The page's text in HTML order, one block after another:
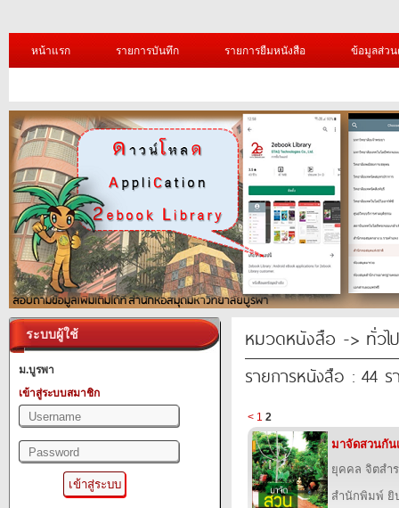
หน้าแรก รายการบันทึก รายการยืมหนังสือ ข้อมูลส่ว
ระบบผู้ใช้
ม.บูรพา
เข้าสู่ระบบสมาชิก
หมวดหนังสือ -> ทั่วไป
รายการหนังสือ : 44 ร
< 1 2
มาจัดสวนกัน
ยุคคล จิตสำ
สำนักพิมพ์ ยิ